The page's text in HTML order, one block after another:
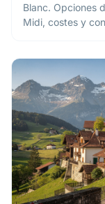
Blanc. Opciones
Midi, costes y